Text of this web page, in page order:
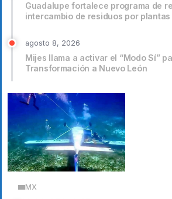
Guadalupe fortalece programa de
intercambio de residuos por plantas
agosto 8, 2026
Mijes llama a activar el “Modo Sí”
Transformación a Nuevo León
MX